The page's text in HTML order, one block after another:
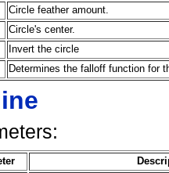
Circle feather amount.
Circle's center.
Invert the circle
Determines the falloff function for